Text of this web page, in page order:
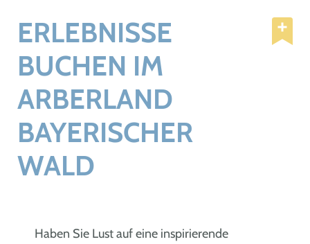
ERLEBNISSE
BUCHEN IM
ARBERLAND
BAYERISCHER
WALD
Haben Sie Lust auf eine inspirierende